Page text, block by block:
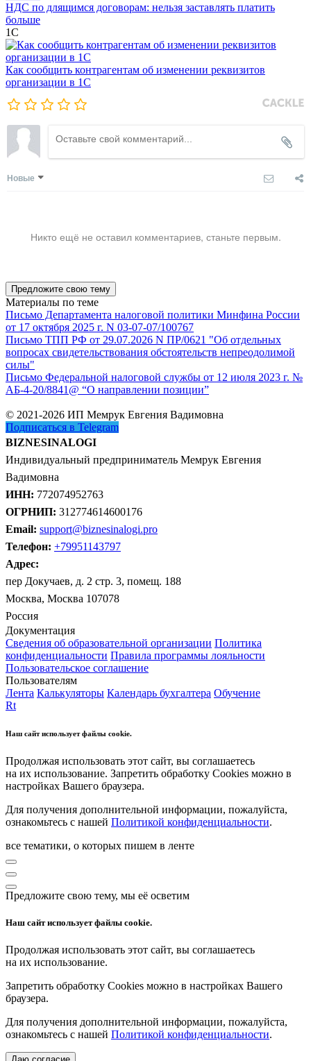
НДС по длящимся договорам: нельзя заставлять платить
больше
1С
Как сообщить контрагентам об изменении реквизитов
организации в 1C
Новые
Никто ещё не оставил комментариев, станьте первым.
Предложите свою тему
Материалы по теме
Письмо Департамента налоговой политики Минфина России
от 17 октября 2025 г. N 03-07-07/100767
Письмо ТПП РФ от 29.07.2026 N ПР/0621 "Об отдельных
вопросах свидетельствования обстоятельств непреодолимой
силы"
Письмо Федеральной налоговой службы от 12 июля 2023 г. №
АБ-4-20/8841@ “О направлении позиции”
© 2021-2026 ИП Мемрук Евгения Вадимовна
Подписаться в Telegram
BIZNESINALOGI
Индивидуальный предприниматель Мемрук Евгения
Вадимовна
ИНН: 772074952763
ОГРНИП: 312774614600176
Email: support@biznesinalogi.pro
Телефон: +79951143797
Адрес:
пер Докучаев, д. 2 стр. 3, помещ. 188
Москва, Москва 107078
Россия
Документация
Сведения об образовательной организации Политика
конфиденциальности Правила программы лояльности
Пользовательское соглашение
Пользователям
Лента Калькуляторы Календарь бухгалтера Обучение
Rt
Наш сайт использует файлы cookie.
Продолжая использовать этот сайт, вы соглашаетесь
на их использование. Запретить обработку Cookies можно в
настройках Вашего браузера.
Для получения дополнительной информации, пожалуйста,
ознакомьтесь с нашей Политикой конфиденциальности.
все тематики, о которых пишем в ленте
Предложите свою тему, мы её осветим
Наш сайт использует файлы cookie.
Продолжая использовать этот сайт, вы соглашаетесь
на их использование.
Запретить обработку Cookies можно в настройках Вашего
браузера.
Для получения дополнительной информации, пожалуйста,
ознакомьтесь с нашей Политикой конфиденциальности.